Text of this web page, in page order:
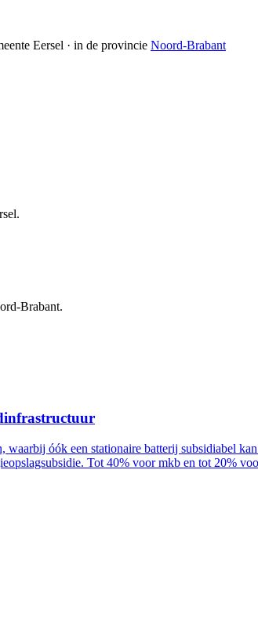
Eersel · in de provincie Noord-Brabant
Brabant.
óók een stationaire batterij subsidiabel
Tot 40% voor mkb en tot 20%